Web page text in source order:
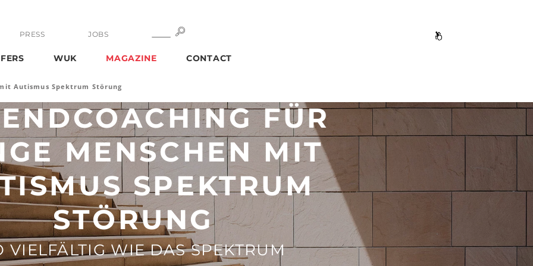
PRESS JOBS SEARCH
WUK MAGAZINE CONTACT
Autismus Spektrum Störung
FÜR
MENSCHEN MIT
SPEKTRUM
STÖRUNG
VIELFÄLTIG WIE DAS SPEKTRUM